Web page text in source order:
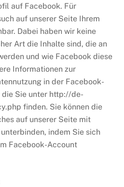
auf Facebook. Für
auf unserer Seite Ihrem
Dabei haben wir keine
Art die Inhalte sind, die an
und wie Facebook diese
Informationen zur
in der Facebook-
Sie unter http://de-
finden. Sie können die
auf unserer Seite mit
indem Sie sich
Facebook-Account